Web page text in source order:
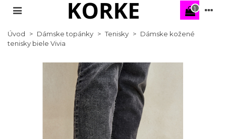
1
Úvod > Dámske topánky > Tenisky > Dámske kožené
tenisky biele Vivia